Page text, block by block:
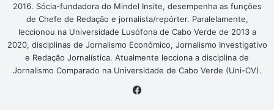
2016. Sócia-fundadora do Mindel Insite, desempenha as funções
de Chefe de Redação e jornalista/repórter. Paralelamente,
leccionou na Universidade Lusófona de Cabo Verde de 2013 a
2020, disciplinas de Jornalismo Económico, Jornalismo Investigativo
e Redação Jornalística. Atualmente lecciona a disciplina de
Jornalismo Comparado na Universidade de Cabo Verde (Uni-CV).